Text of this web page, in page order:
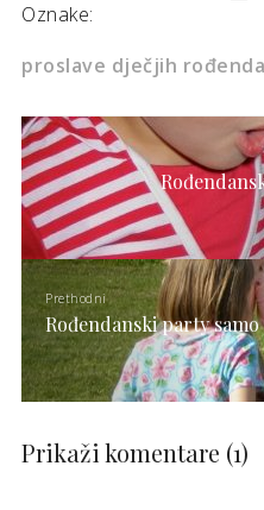
Oznake:
proslave dječjih
Prethodni
Rođendanski party samo
Prikaži komentare (1)